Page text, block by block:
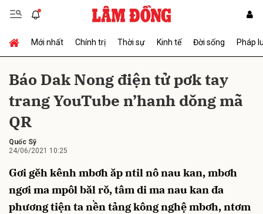
Mới nhất Chính trị Thời sự Kinh tế Đời sống Pháp
Báo Dak Nong điện tử pơk tay
trang YouTube n’hanh dŏng mã
QR
Quốc Sỹ
24/06/2021 10:25
Gơi gĕh kênh mbơh ăp ntil nô nau kan, mbơh
ngơi ma mpôl băl rŏ, tâm di ma nau kan đa
phương tiện ta nền tảng kông nghệ mbơh, ntơm
Gửi bình luận
Hủy Gửi